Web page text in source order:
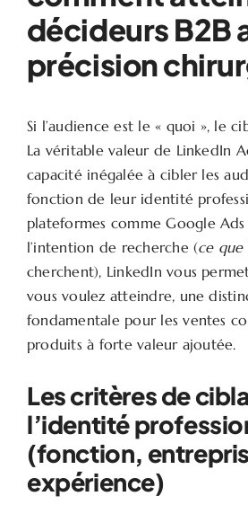
décideurs B2B
précision
Si l’audience est le « quoi », le
La véritable valeur de LinkedIn
capacité inégalée à cibler les
fonction de leur identité
plateformes comme Google
l’intention de recherche (ce que
cherchent), LinkedIn vous
vous voulez atteindre, une
fondamentale pour les ventes
produits à forte valeur ajoutée.
Les critères de
l’identité
(fonction,
expérience)